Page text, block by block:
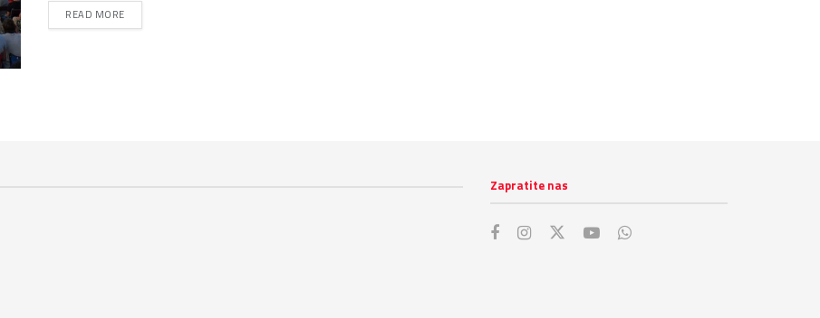
READ MOREDETAILS
Zapratite nas